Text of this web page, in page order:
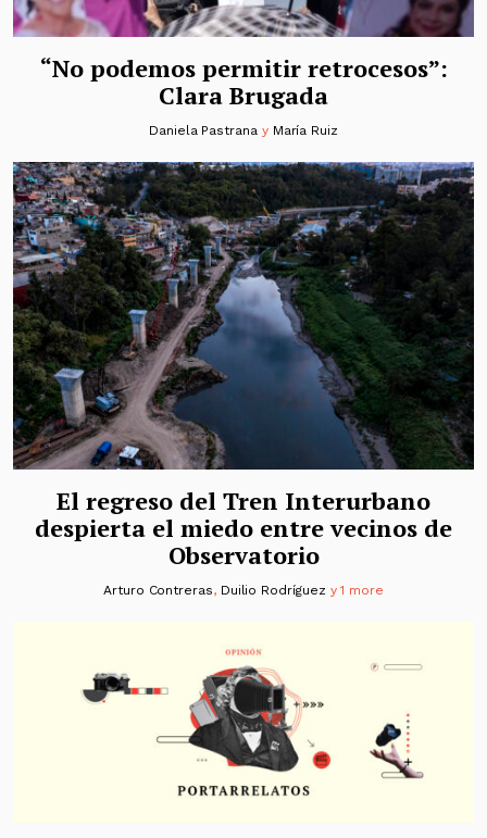
“No podemos permitir retrocesos”:
Clara Brugada
Daniela Pastranay María Ruiz
El regreso del Tren Interurbano
despierta el miedo entre vecinos de
Observatorio
Arturo Contreras, Duilio Rodríguez y 1 more